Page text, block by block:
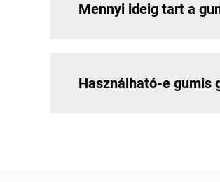
Mennyi ideig tart a
Használható-e gumis